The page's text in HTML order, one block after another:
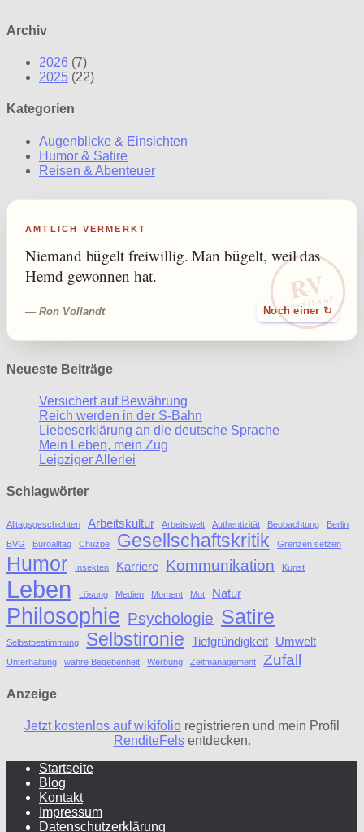
Archiv
2026 (7)
2025 (22)
Kategorien
Augenblicke & Einsichten
Humor & Satire
Reisen & Abenteuer
RV
SÜFFISANT
AMTLICH VERMERKT
Niemand bügelt freiwillig. Man bügelt, weil das
Hemd gewonnen hat.
— Ron Vollandt Noch einer ↻
Neueste Beiträge
Versichert auf Bewährung
Reich werden in der S-Bahn
Liebeserklärung an die deutsche Sprache
Mein Leben, mein Zug
Leipziger Allerlei
Schlagwörter
Alltagsgeschichten Arbeitskultur Arbeitswelt Authentizität Beobachtung
Berlin
BVG
Büroalltag Chuzpe Gesellschaftskritik Grenzen setzen
Humor Insekten Karriere Kommunikation Kunst
Leben Lösung Medien Moment Mut Natur
Philosophie Psychologie Satire
Selbstbestimmung Selbstironie Tiefgründigkeit Umwelt
Unterhaltung wahre Begebenheit Werbung Zeitmanagement Zufall
Anzeige
Jetzt kostenlos auf wikifolio registrieren und mein Profil
RenditeFelsentdecken.
Startseite
Blog
Kontakt
Impressum
Datenschutzerklärung